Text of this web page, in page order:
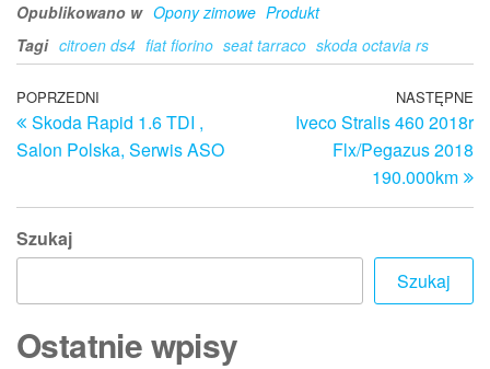
Opublikowano w Opony zimowe Produkt
Tagi citroen ds4 fiat fiorino seat tarraco skoda octavia rs
Nawigacja
wpisu
Poprzedni
wpis
POPRZEDNI
Skoda Rapid 1.6 TDI ,
Salon Polska, Serwis ASO
NASTĘPNE
Iveco Stralis 460 2018r
Flx/Pegazus 2018
190.000km
Szukaj
Szukaj
Ostatnie wpisy